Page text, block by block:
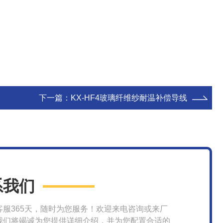
下一篇： KX-HF4玻璃纤维纱耐温补偿导线
们
服365天，随时为您服务！欢迎来电咨询或来厂
们将竭诚为您提供详细介绍，并为您配置合适的